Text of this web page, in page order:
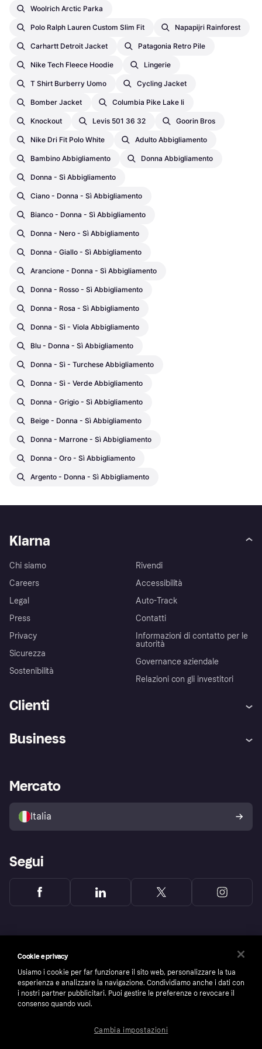
Woolrich Arctic Parka
Polo Ralph Lauren Custom Slim Fit Napapijri Rainforest
Carhartt Detroit Jacket Patagonia Retro Pile
Nike Tech Fleece Hoodie Lingerie
T Shirt Burberry Uomo Cycling Jacket
Bomber Jacket Columbia Pike Lake Ii
Knockout Levis 501 36 32 Goorin Bros
Nike Dri Fit Polo White Adulto Abbigliamento
Bambino Abbigliamento Donna Abbigliamento
Donna - Sì Abbigliamento
Ciano - Donna - Sì Abbigliamento
Bianco - Donna - Sì Abbigliamento
Donna - Nero - Sì Abbigliamento
Donna - Giallo - Sì Abbigliamento
Arancione - Donna - Sì Abbigliamento
Donna - Rosso - Sì Abbigliamento
Donna - Rosa - Sì Abbigliamento
Donna - Sì - Viola Abbigliamento
Blu - Donna - Sì Abbigliamento
Donna - Sì - Turchese Abbigliamento
Donna - Sì - Verde Abbigliamento
Donna - Grigio - Sì Abbigliamento
Beige - Donna - Sì Abbigliamento
Donna - Marrone - Sì Abbigliamento
Donna - Oro - Sì Abbigliamento
Argento - Donna - Sì Abbigliamento
Klarna
Chi siamo
Careers
Legal
Press
Privacy
Sicurezza
Sostenibilità
Rivendi
Accessibilità
Auto-Track
Contatti
Informazioni di contatto per le
autorità
Governance aziendale
Relazioni con gli investitori
Clienti
Assistenza
Esplora i negozi
Politica di protezione
dell'acquirente Klarna
Business
Accesso aziende
Mercato
Italia
Segui
Cookie e privacy
Usiamo i cookie per far funzionare il sito web, personalizzare la tua
esperienza e analizzare la navigazione. Condividiamo anche i dati con
i nostri partner pubblicitari. Puoi gestire le preferenze o revocare il
consenso quando vuoi.
Cambia impostazioni